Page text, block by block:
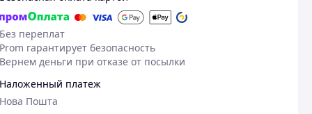
Без переплат
Prom гарантирует безопасность
Вернем деньги при отказе от посылки
Наложенный платеж
Нова Пошта